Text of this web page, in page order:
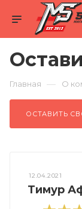
Главная — О
ОСТАВИТЬ
12.04.2021
Тимур